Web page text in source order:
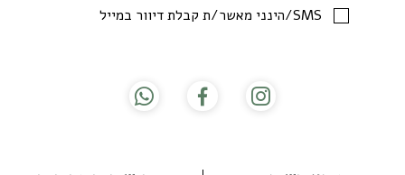
SMS/הינני מאשר/ת קבלת דיוור במייל